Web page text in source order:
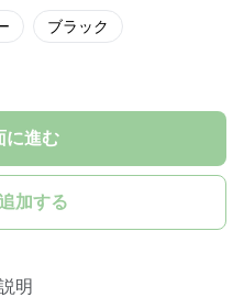
ブラック
に進む
加する
明